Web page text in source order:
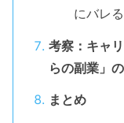
にバレ
考察：キャ
らの副業」
まとめ